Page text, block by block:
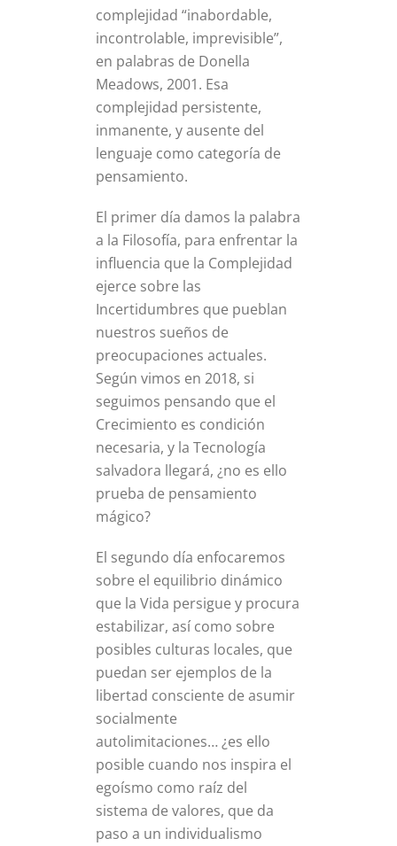
complejidad “inabordable,
incontrolable, imprevisible”,
en palabras de Donella
Meadows, 2001. Esa
complejidad persistente,
inmanente, y ausente del
lenguaje como categoría de
pensamiento.
El primer día damos la palabra
a la Filosofía, para enfrentar la
influencia que la Complejidad
ejerce sobre las
Incertidumbres que pueblan
nuestros sueños de
preocupaciones actuales.
Según vimos en 2018, si
seguimos pensando que el
Crecimiento es condición
necesaria, y la Tecnología
salvadora llegará, ¿no es ello
prueba de pensamiento
mágico?
El segundo día enfocaremos
sobre el equilibrio dinámico
que la Vida persigue y procura
estabilizar, así como sobre
posibles culturas locales, que
puedan ser ejemplos de la
libertad consciente de asumir
socialmente
autolimitaciones… ¿es ello
posible cuando nos inspira el
egoísmo como raíz del
sistema de valores, que da
paso a un individualismo